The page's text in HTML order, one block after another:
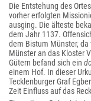
Die Entstehung des
vorher erfolgten
ausging. Die älteste
dem Jahr 1137.
dem Bistum Münster, da
Münster an das Kloster
Gütern befand sich ein
einem Hof. In dieser
Tecklenburger Graf
Zeit Einfluss auf das